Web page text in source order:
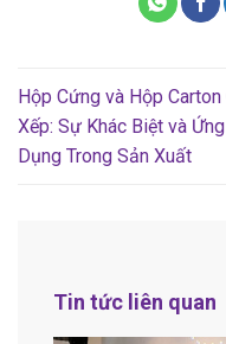
Hộp Cứng và Hộp Carton
Xếp: Sự Khác Biệt và Ứng
Dụng Trong Sản Xuất
Tin tức liên quan